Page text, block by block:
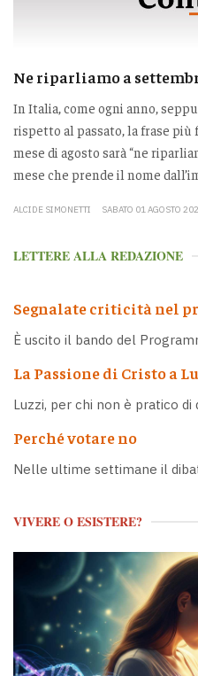
Ne riparliamo a
In Italia, come ogni anno,
rispetto al passato, la frase
mese di agosto sarà “ne
mese che prende il nome
ALCIDE SIMONETTI SABATO 01 AGOSTO
LETTERE ALLA REDAZIONE
Segnalate criticità nel
È uscito il bando del
La Passione di Cristo a
Luzzi, per chi non è pratico di
Perché votare no
Nelle ultime settimane il
VIVERE O ESISTERE?